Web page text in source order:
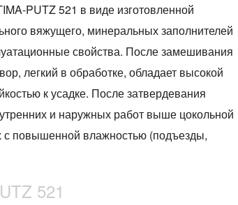
PUTZ 521 в виде изготовленной
вяжущего, минеральных заполнителей
свойства. После замешивания
легкий в обработке, обладает высокой
к усадке. После затвердевания
и наружных работ выше цокольной
с повышенной влажностью (подъезды,
521